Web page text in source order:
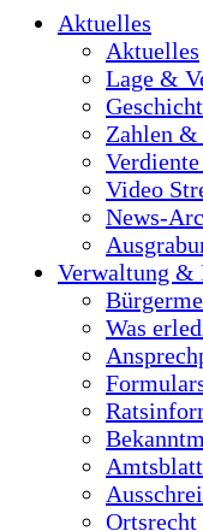
Aktuelles
Aktuelles
Lage &
Zahlen &
Video
News-
Verwaltung
Was
Amtsblatt
Ortsrecht